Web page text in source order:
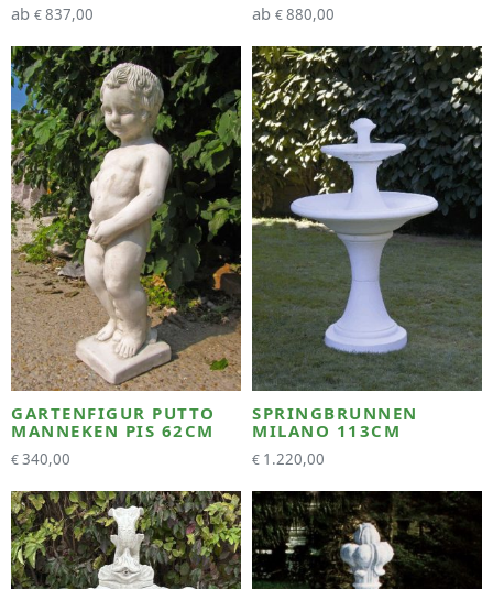
ab €837,00
ab €880,00
GARTENFIGUR PUTTO
MANNEKEN PIS 62CM
€340,00
SPRINGBRUNNEN
MILANO 113CM
€ 1.220,00